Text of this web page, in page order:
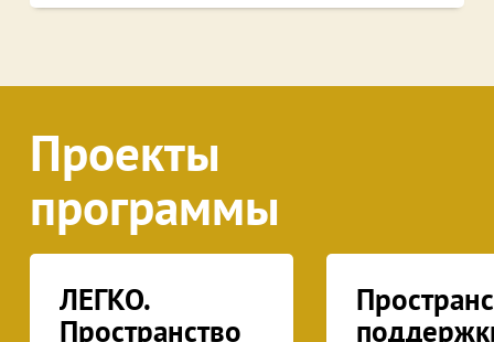
Проекты
программы
ЛЕГКО.
Пространство